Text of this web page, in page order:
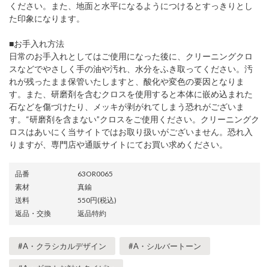
ください。また、地面と水平になるようにつけるとすっきりとし
た印象になります。
■お手入れ方法
日常のお手入れとしてはご使用になった後に、クリーニングクロ
スなどでやさしく手の油や汚れ、水分をふき取ってください。汚
れが残ったまま保管いたしますと、酸化や変色の要因となりま
す。また、研磨剤を含むクロスを使用すると本体に嵌め込まれた
石などを傷づけたり、メッキが剥がれてしまう恐れがございま
す。“研磨剤を含まない”クロスをご使用ください。クリーニングク
ロスはあいにく当サイトではお取り扱いがございません。恐れ入
りますが、専門店や通販サイトにてお買い求めください。
品番
63OR0065
素材
真鍮
送料
550円(税込)
返品・交換
返品特約
#A・クラシカルデザイン #A・シルバートーン